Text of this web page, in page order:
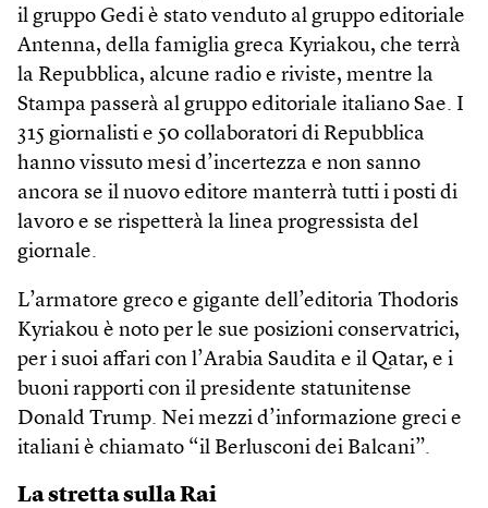
il gruppo Gedi è stato venduto al gruppo editoriale
Antenna, della famiglia greca Kyriakou, che terrà
la Repubblica, alcune radio e riviste, mentre la
Stampa passerà al gruppo editoriale italiano Sae. I
315 giornalisti e 50 collaboratori di Repubblica
hanno vissuto mesi d’incertezza e non sanno
ancora se il nuovo editore manterrà tutti i posti di
lavoro e se rispetterà la linea progressista del
giornale.
L’armatore greco e gigante dell’editoria Thodoris
Kyriakou è noto per le sue posizioni conservatrici,
per i suoi affari con l’Arabia Saudita e il Qatar, e i
buoni rapporti con il presidente statunitense
Donald Trump. Nei mezzi d’informazione greci e
italiani è chiamato “il Berlusconi dei Balcani”.
La stretta sulla Rai